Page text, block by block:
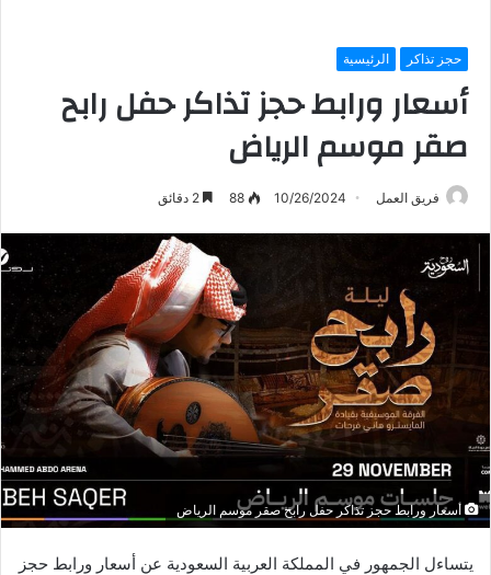
حجز تذاكر الرئيسية
أسعار ورابط حجز تذاكر حفل رابح
صقر موسم الرياض
فريق العمل 10/26/2024
88
أسعار ورابط حجز تذاكر حفل رابح صقر موسم الرياض
يتساءل الجمهور في المملكة العربية السعودية عن أسعار ورابط حجز